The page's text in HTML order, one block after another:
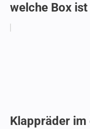
welche Box
Klappräder